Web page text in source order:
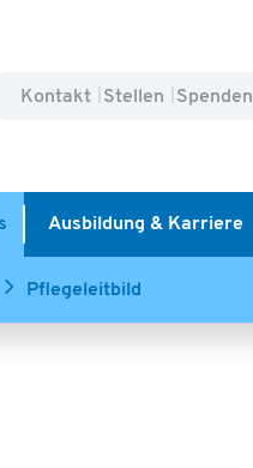
Kontakt Stellen Spenden
Ausbildung & Karriere
Pflegeleitbild